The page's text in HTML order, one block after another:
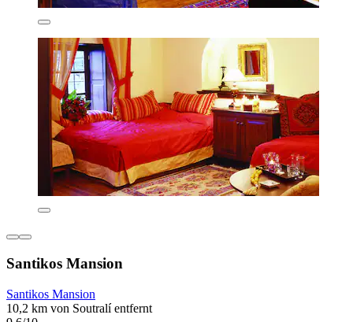
Santikos Mansion
Santikos Mansion
10,2 km von Soutralí entfernt